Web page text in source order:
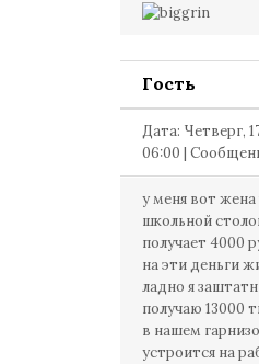
Гость
Дата: Четверг,
06:00 |
у меня вот жена
школьной
получает 4000
на эти деньги
ладно я
получаю 13000
в нашем
устроится на